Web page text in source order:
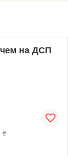
на ДСП
₴